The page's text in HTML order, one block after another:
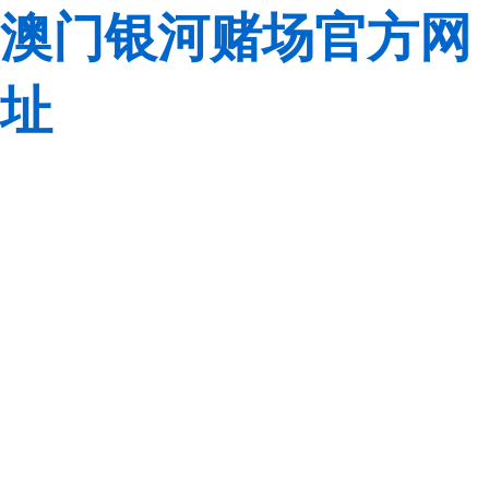
澳门银河赌场官方网
址